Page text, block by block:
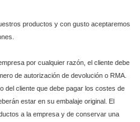
productos y con gusto aceptaremos
por cualquier razón, el cliente debe
de autorización de devolución o RMA.
del cliente que debe pagar los costes de
estar en su embalaje original. El
a la empresa y de conservar una